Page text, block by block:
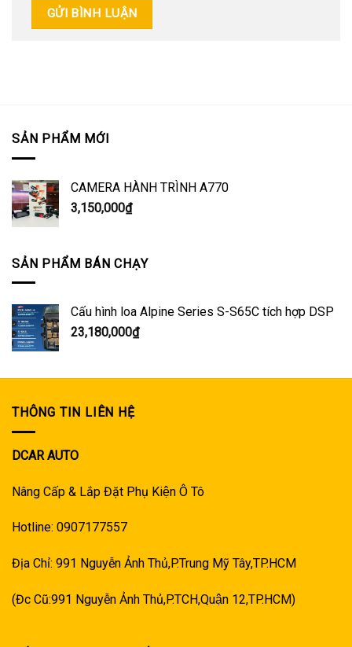
SẢN PHẨM MỚI
CAMERA HÀNH TRÌNH A770
3,150,000₫
SẢN PHẨM BÁN CHẠY
Cấu hình loa Alpine Series S-S65C tích hợp DSP
23,180,000₫
THÔNG TIN LIÊN HỆ
DCAR AUTO
Nâng Cấp & Lắp Đặt Phụ Kiện Ô Tô
Hotline: 0907177557
Địa Chỉ: 991 Nguyễn Ảnh Thủ,P.Trung Mỹ Tây,TP.HCM
(Đc Cũ:991 Nguyễn Ảnh Thủ,P.TCH,Quận 12,TP.HCM)